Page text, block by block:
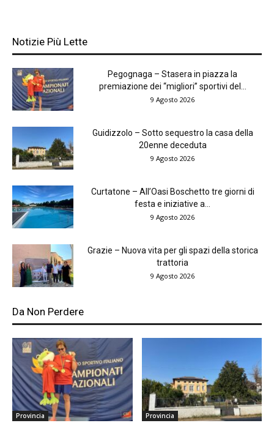
Notizie Più Lette
Pegognaga – Stasera in piazza la
premiazione dei “migliori” sportivi del...
9 Agosto 2026
Guidizzolo – Sotto sequestro la casa della
20enne deceduta
9 Agosto 2026
Curtatone – All’Oasi Boschetto tre giorni di
festa e iniziative a...
9 Agosto 2026
Grazie – Nuova vita per gli spazi della storica
trattoria
9 Agosto 2026
Da Non Perdere
Provincia Provincia